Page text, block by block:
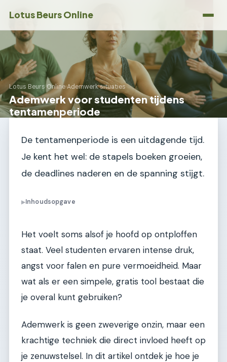
Lotus Beurs Online
Lotus Beurs Online›Ademwerk situaties
Ademwerk voor studenten tijdens
tentamenperiode
De tentamenperiode is een uitdagende tijd.
Je kent het wel: de stapels boeken groeien,
de deadlines naderen en de spanning stijgt.
▶Inhoudsopgave
Het voelt soms alsof je hoofd op ontploffen
staat. Veel studenten ervaren intense druk,
angst voor falen en pure vermoeidheid. Maar
wat als er een simpele, gratis tool bestaat die
je overal kunt gebruiken?
Ademwerk is geen zweverige onzin, maar een
krachtige techniek die direct invloed heeft op
je zenuwstelsel. In dit artikel ontdek je hoe je